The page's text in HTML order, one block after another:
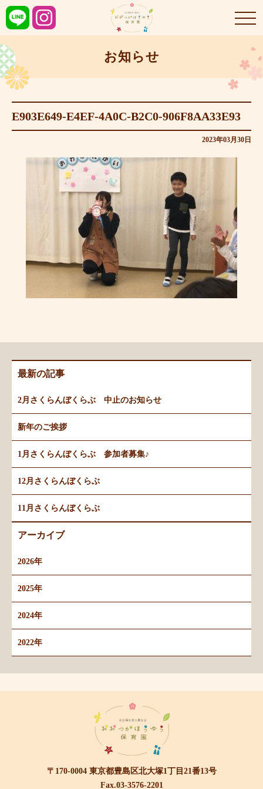
お知らせ
E903E649-E4EF-4A0C-B2C0-906F8AA33E93
2023年03月30日
最新の記事
2月さくらんぼくらぶ 中止のお知らせ
新年のご挨拶
1月さくらんぼくらぶ 参加者募集♪
12月さくらんぼくらぶ
11月さくらんぼくらぶ
アーカイブ
2026年
2025年
2024年
2022年
〒170-0004 東京都豊島区北大塚1丁目21番13号
Fax.03-3576-2201